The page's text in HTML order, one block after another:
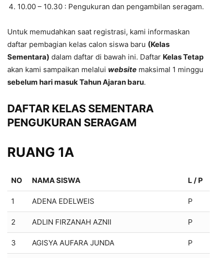
10.00 – 10.30 : Pengukuran dan pengambilan seragam.
Untuk memudahkan saat registrasi, kami informaskan
daftar pembagian kelas calon siswa baru (Kelas
Sementara) dalam daftar di bawah ini. Daftar Kelas Tetap
akan kami sampaikan melalui website maksimal 1 minggu
sebelum hari masuk Tahun Ajaran baru.
DAFTAR KELAS SEMENTARA
PENGUKURAN SERAGAM
RUANG 1A
NO NAMA SISWA L / P
1 ADENA EDELWEIS P
2 ADLIN FIRZANAH AZNII P
3 AGISYA AUFARA JUNDA P